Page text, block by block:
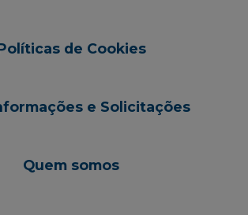
de Cookies
e Solicitações
Quem somos